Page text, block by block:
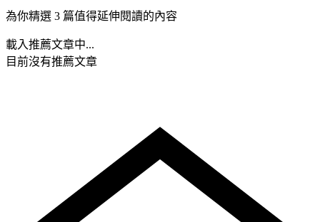
為你精選 3 篇值得延伸閱讀的內容
載入推薦文章中...
目前沒有推薦文章